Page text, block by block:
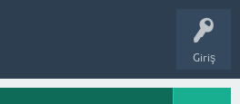
Giriş